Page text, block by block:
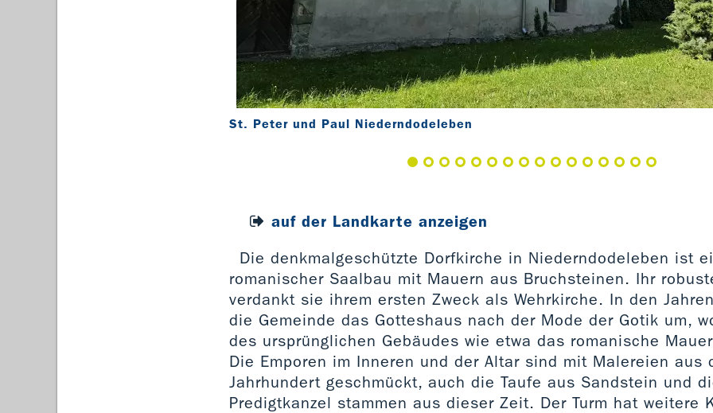
St. Peter und Paul Niederndodeleben
auf der Landkarte anzeigen
Die denkmalgeschützte Dorfkirche in Niederndodeleben ist
romanischer Saalbau mit Mauern aus Bruchsteinen. Ihr
verdankt sie ihrem ersten Zweck als Wehrkirche. In den
die Gemeinde das Gotteshaus nach der Mode der Gotik um,
des ursprünglichen Gebäudes wie etwa das romanische
Die Emporen im Inneren und der Altar sind mit Malereien aus
Jahrhundert geschmückt, auch die Taufe aus Sandstein und
Predigtkanzel stammen aus dieser Zeit. Der Turm hat weitere